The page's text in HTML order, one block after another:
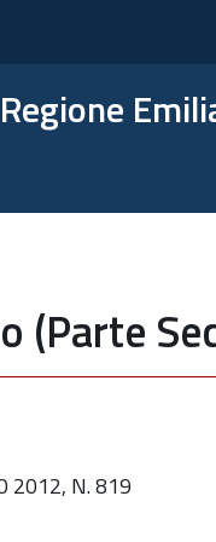
(Parte
2012, N. 819